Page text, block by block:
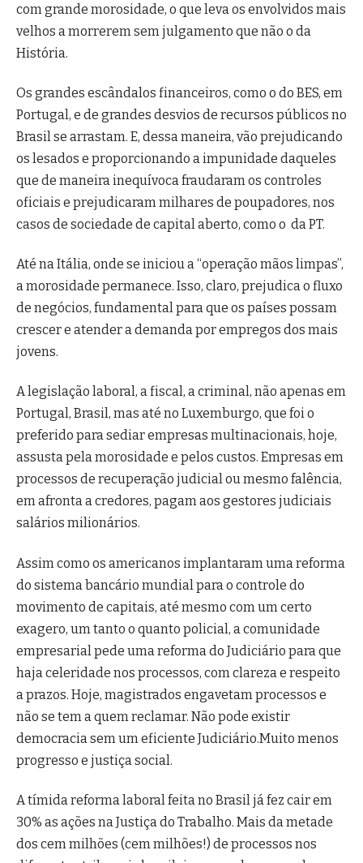
com grande morosidade, o que leva os envolvidos mais
velhos a morrerem sem julgamento que não o da
História.
Os grandes escândalos financeiros, como o do BES, em
Portugal, e de grandes desvios de recursos públicos no
Brasil se arrastam. E, dessa maneira, vão prejudicando
os lesados e proporcionando a impunidade daqueles
que de maneira inequívoca fraudaram os controles
oficiais e prejudicaram milhares de poupadores, nos
casos de sociedade de capital aberto, como o da PT.
Até na Itália, onde se iniciou a “operação mãos limpas”,
a morosidade permanece. Isso, claro, prejudica o fluxo
de negócios, fundamental para que os países possam
crescer e atender a demanda por empregos dos mais
jovens.
A legislação laboral, a fiscal, a criminal, não apenas em
Portugal, Brasil, mas até no Luxemburgo, que foi o
preferido para sediar empresas multinacionais, hoje,
assusta pela morosidade e pelos custos. Empresas em
processos de recuperação judicial ou mesmo falência,
em afronta a credores, pagam aos gestores judiciais
salários milionários.
Assim como os americanos implantaram uma reforma
do sistema bancário mundial para o controle do
movimento de capitais, até mesmo com um certo
exagero, um tanto o quanto policial, a comunidade
empresarial pede uma reforma do Judiciário para que
haja celeridade nos processos, com clareza e respeito
a prazos. Hoje, magistrados engavetam processos e
não se tem a quem reclamar. Não pode existir
democracia sem um eficiente Judiciário.Muito menos
progresso e justiça social.
A tímida reforma laboral feita no Brasil já fez cair em
30% as ações na Justiça do Trabalho. Mais da metade
dos cem milhões (cem milhões!) de processos nos